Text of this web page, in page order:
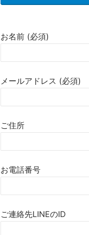
お名前 (必須)
メールアドレス (必須)
ご住所
お電話番号
ご連絡先LINEのID